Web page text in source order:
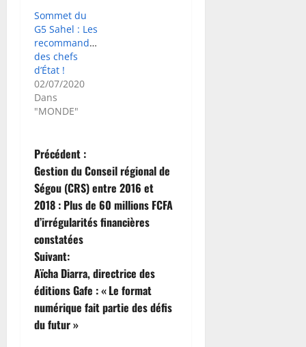
Sommet du
G5 Sahel : Les
recommandations
des chefs
d’État !
02/07/2020
Dans
"MONDE"
N
a
v
i
g
a
t
Précédent :
Gestion du Conseil régional de
Ségou (CRS) entre 2016 et
2018 : Plus de 60 millions FCFA
d’irrégularités financières
constatées
Suivant:
Aïcha Diarra, directrice des
éditions Gafe : « Le format
numérique fait partie des défis
du futur »